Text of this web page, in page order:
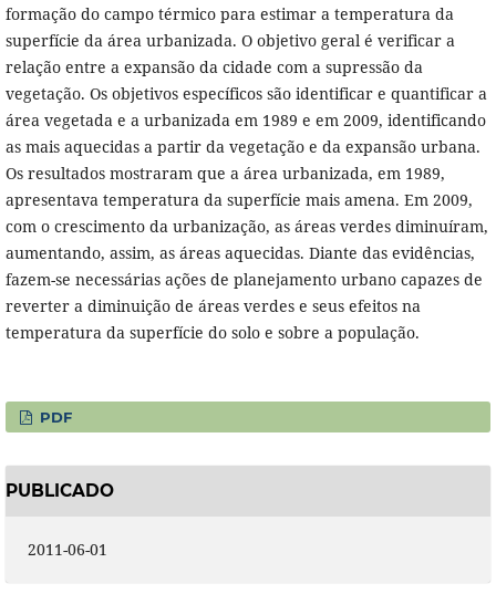
formação do campo térmico para estimar a temperatura da
superfície da área urbanizada. O objetivo geral é verificar a
relação entre a expansão da cidade com a supressão da
vegetação. Os objetivos específicos são identificar e quantificar a
área vegetada e a urbanizada em 1989 e em 2009, identificando
as mais aquecidas a partir da vegetação e da expansão urbana.
Os resultados mostraram que a área urbanizada, em 1989,
apresentava temperatura da superfície mais amena. Em 2009,
com o crescimento da urbanização, as áreas verdes diminuíram,
aumentando, assim, as áreas aquecidas. Diante das evidências,
fazem-se necessárias ações de planejamento urbano capazes de
reverter a diminuição de áreas verdes e seus efeitos na
temperatura da superfície do solo e sobre a população.
PDF
PUBLICADO
2011-06-01